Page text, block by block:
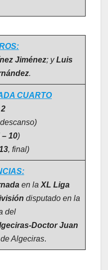
Jiménez; yLuis
.
CUARTO
– 10)
, final)
en la XL Liga
disputado en la
del
Doctor Juan
Algeciras.